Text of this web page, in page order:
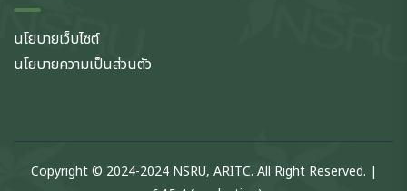
นโยบายเว็บไซต์
นโยบายความเป็นส่วนตัว
Copyright © 2024-2024 NSRU, ARITC. All Right Reserved. |